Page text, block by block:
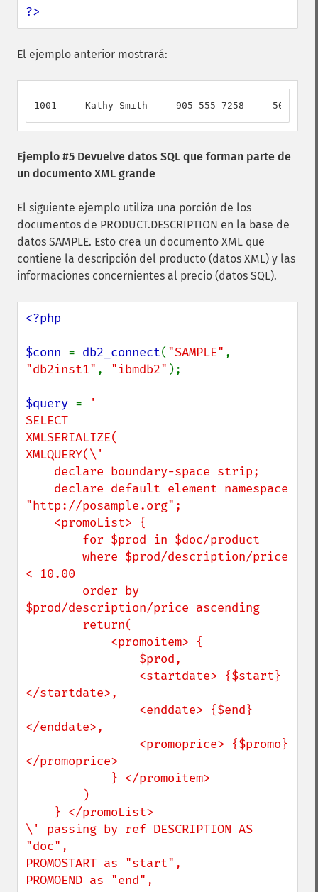
?>
El ejemplo anterior mostrará:
1001     Kathy Smith     905-555-7258     5002
Ejemplo #5 Devuelve datos SQL que forman parte de
un documento XML grande
El siguiente ejemplo utiliza una porción de los
documentos de PRODUCT.DESCRIPTION en la base de
datos SAMPLE. Esto crea un documento XML que
contiene la descripción del producto (datos XML) y las
informaciones concernientes al precio (datos SQL).
<?php
$conn = db2_connect( "SAMPLE"
"db2inst1" , "ibmdb2" );
$query =
'
SELECT
XMLSERIALIZE(
XMLQUERY(\'
"http://posample.org";
< 10.00
$prod/description/price ascending
</startdate>,
</enddate>,
</promoprice>
\' passing by ref DESCRIPTION AS
"doc",
PROMOSTART as "start",
PROMOEND as "end",